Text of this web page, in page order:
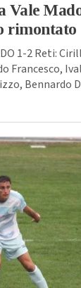
Vale
rimontato
1-2 Reti:
Francesco,
Bennardo